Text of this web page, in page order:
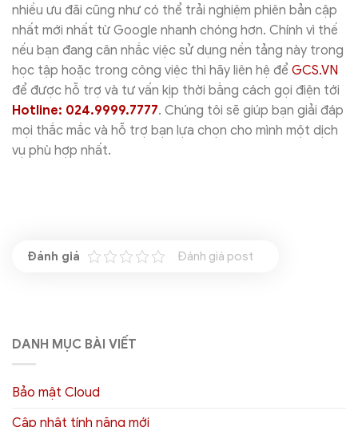
nhiều ưu đãi cũng như có thể trải nghiệm phiên bản cập
nhất mới nhất từ Google nhanh chóng hơn. Chính vì thế
nếu bạn đang cân nhắc việc sử dụng nền tảng này trong
học tập hoặc trong công việc thì hãy liên hệ để GCS.VN
để được hỗ trợ và tư vấn kịp thời bằng cách gọi điện tới
Hotline: 024.9999.7777. Chúng tôi sẽ giúp bạn giải đáp
mọi thắc mắc và hỗ trợ bạn lựa chọn cho mình một dịch
vụ phù hợp nhất.
Đánh giá post
DANH MỤC BÀI VIẾT
Bảo mật Cloud
Cập nhật tính năng mới